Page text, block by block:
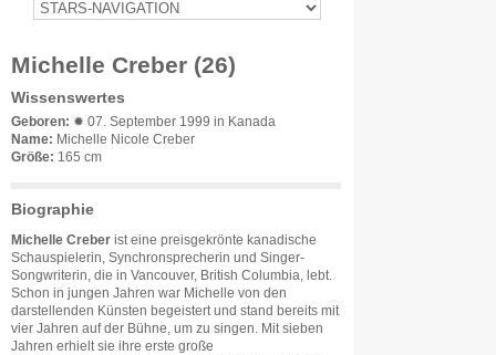
Michelle Creber (26)
Wissenswertes
Geboren: ✹ 07. September 1999 in Kanada
Name: Michelle Nicole Creber
Größe: 165 cm
Biographie
Michelle Creber ist eine preisgekrönte kanadische
Schauspielerin, Synchronsprecherin und Singer-
Songwriterin, die in Vancouver, British Columbia, lebt.
Schon in jungen Jahren war Michelle von den
darstellenden Künsten begeistert und stand bereits mit
vier Jahren auf der Bühne, um zu singen. Mit sieben
Jahren erhielt sie ihre erste große